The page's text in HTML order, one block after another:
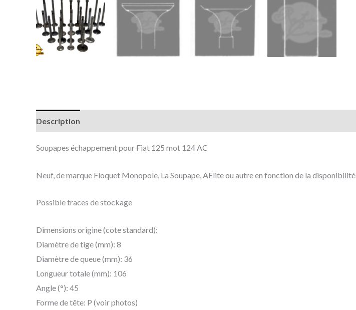
Description
Soupapes échappement pour Fiat 125 mot 124 AC
Neuf, de marque Floquet Monopole, La Soupape, AElite ou autre en fonction de la disponibilité
Possible traces de stockage
Dimensions origine (cote standard):
Diamètre de tige (mm): 8
Diamètre de queue (mm): 36
Longueur totale (mm): 106
Angle (°): 45
Forme de tête: P (voir photos)